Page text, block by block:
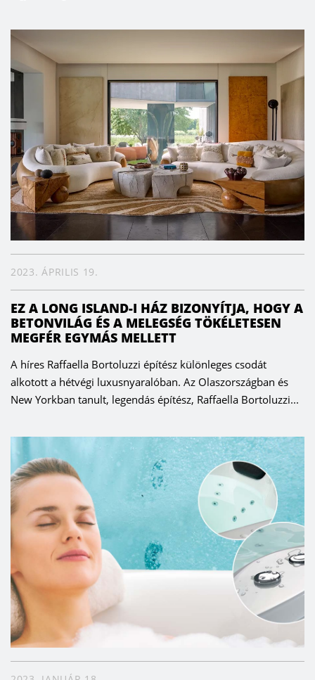
2023. ÁPRILIS 19.
EZ A LONG ISLAND-I HÁZ BIZONYÍTJA, HOGY A
BETONVILÁG ÉS A MELEGSÉG TÖKÉLETESEN
MEGFÉR EGYMÁS MELLETT
A híres Raffaella Bortoluzzi építész különleges csodát
alkotott a hétvégi luxusnyaralóban. Az Olaszországban és
New Yorkban tanult, legendás építész, Raffaella Bortoluzzi...